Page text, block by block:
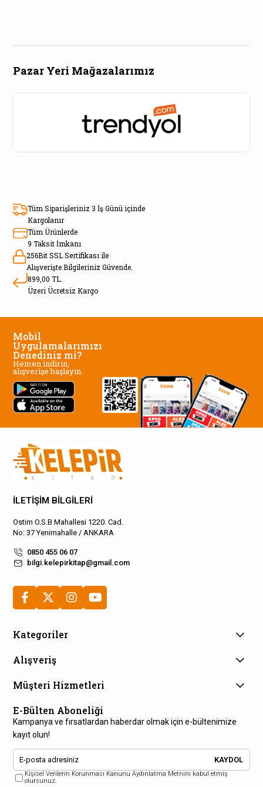
Pazar Yeri Mağazalarımız
Tüm Siparişleriniz 3 İş Günü içinde
Kargolanır
Tüm Ürünlerde
9 Taksit İmkanı
256Bit SSL Sertifikası ile
Alışverişte Bilgileriniz Güvende.
899,00 TL.
Üzeri Ücretsiz Kargo
Mobil
Uygulamalarımızı
Denediniz mi?
Hemen indirin,
alışverişe başlayın.
İLETİŞİM BİLGİLERİ
Ostim O.S.B Mahallesi 1220. Cad.
No: 37 Yenimahalle / ANKARA
0850 455 06 07
bilgi.kelepirkitap@gmail.com
Kategoriler
Alışveriş
Müşteri Hizmetleri
E-Bülten Aboneliği
Kampanya ve fırsatlardan haberdar olmak için e-bültenimize
kayıt olun!
KAYDOL
Kişisel Verilerin Korunması Kanunu Aydınlatma Metnini kabul etmiş
olursunuz.